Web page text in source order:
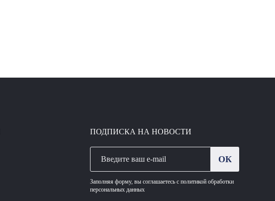
ПОДПИСКА НА НОВОСТИ
ОК
Заполняя форму, вы соглашаетесь с политикой обработки
персональных данных